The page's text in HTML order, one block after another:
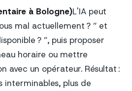
à Bologne)L'IA peut
mal actuellement ? ” et
? ”, puis proposer
horaire ou mettre
avec un opérateur. Résultat :
interminables, plus de